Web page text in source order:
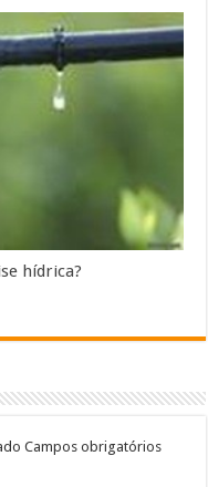
hídrica?
Campos obrigatórios